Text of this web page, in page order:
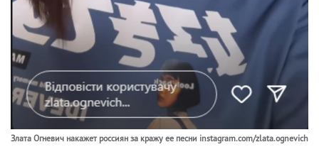
Злата Огневич накажет россиян за кражу ее песни instagram.com/zlata.ognevich